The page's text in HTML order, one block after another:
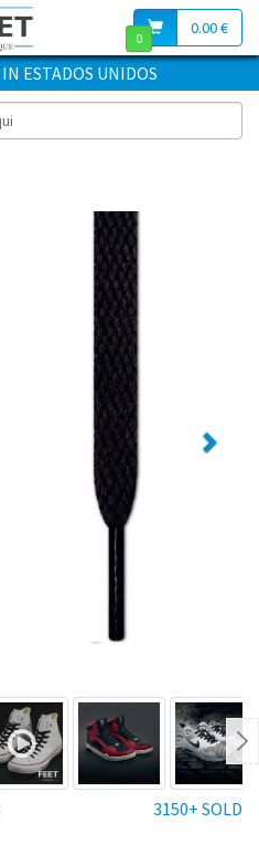
0.00 €
0
IN ESTADOS UNIDOS
3150+ SOLD